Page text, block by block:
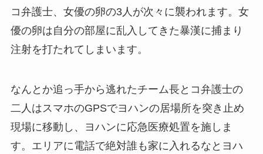
コ弁護士、女優の卵の3人が次々に襲われます。女
優の卵は自分の部屋に乱入してきた暴漢に捕まり
注射を打たれてしまいます。
なんとか追っ手から逃れたチーム長とコ弁護士の
二人はスマホのGPSでヨハンの居場所を突き止め
現場に移動し、ヨハンに応急医療処置を施しま
す。エリアに電話で絶対誰も家に入れるなとヨハ